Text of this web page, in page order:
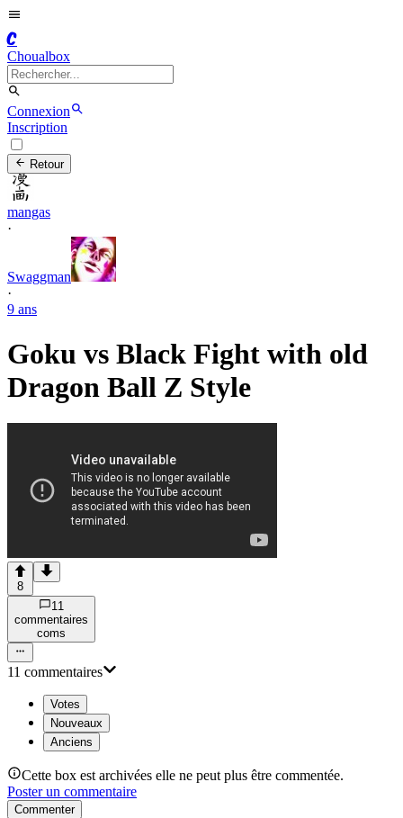
C
Choualbox
Connexion
Inscription
Retour
mangas
·
Swaggman
·
9 ans
Goku vs Black Fight with old
Dragon Ball Z Style
8
11
commentaires
coms
11 commentaires
Votes
Nouveaux
Anciens
Cette box est archivées elle ne peut plus être commentée.
Poster un commentaire
Commenter